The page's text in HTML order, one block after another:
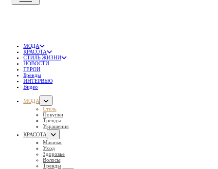
МОДА
КРАСОТА
СТИЛЬ ЖИЗНИ
НОВОСТИ
ГЕРОИ
Бренды
ИНТЕРВЬЮ
Видео
МОДА
Стиль
Покупки
Тренды
Украшения
КРАСОТА
Макияж
Уход
Здоровье
Волосы
Тренды